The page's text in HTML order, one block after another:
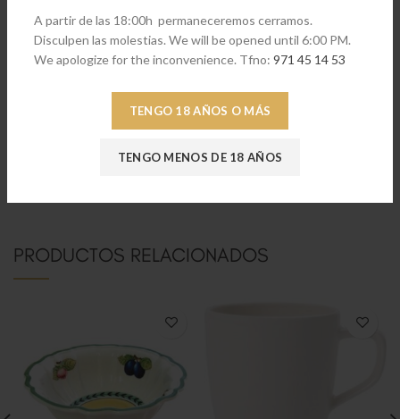
A partir de las 18:00h permaneceremos cerramos.
Disculpen las molestias. We will be opened until 6:00 PM.
We apologize for the inconvenience. Tfno: 971 45 14 53
TENGO 18 AÑOS O MÁS
TENGO MENOS DE 18 AÑOS
PRODUCTOS RELACIONADOS